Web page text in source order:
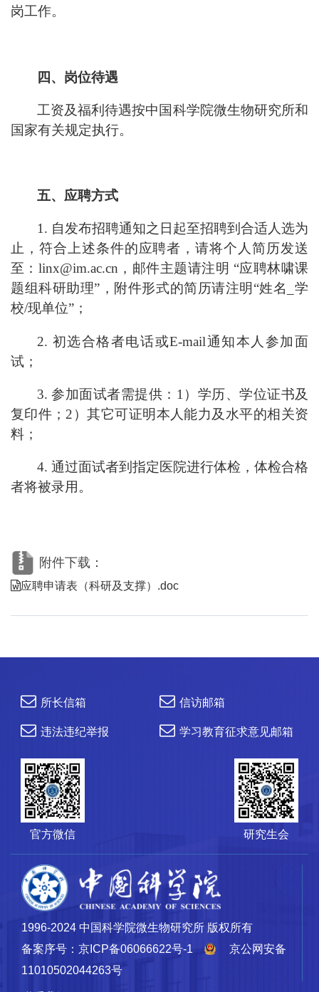
岗工作。
四、岗位待遇
工资及福利待遇按中国科学院微生物研究所和
国家有关规定执行。
五、应聘方式
1. 自发布招聘通知之日起至招聘到合适人选为
止，符合上述条件的应聘者，请将个人简历发送
至：linx@im.ac.cn，邮件主题请注明 “应聘林啸课
题组科研助理”，附件形式的简历请注明“姓名_学
校/现单位”；
2. 初选合格者电话或E-mail通知本人参加面
试；
3.参加面试者需提供：1）学历、学位证书及
复印件；2）其它可证明本人能力及水平的相关资
料；
4. 通过面试者到指定医院进行体检，体检合格
者将被录用。
附件下载：
应聘申请表（科研及支撑）.doc
所长信箱 信访邮箱
违法违纪举报 学习教育征求意见邮箱
官方微信 研究生会
1996-2024 中国科学院微生物研究所 版权所有
备案序号：京ICP备06066622号-1
京公网安备
11010502044263号